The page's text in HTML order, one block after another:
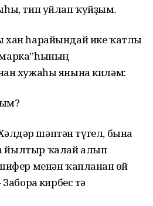
тип уйлап ҡуйҙым.
хан һарайындай ике ҡатлы
хужаһы янына киләм:
шәптән түгел, бына
йылтыр ҡалай алып
менән ҡапланған өй
кирбес тә